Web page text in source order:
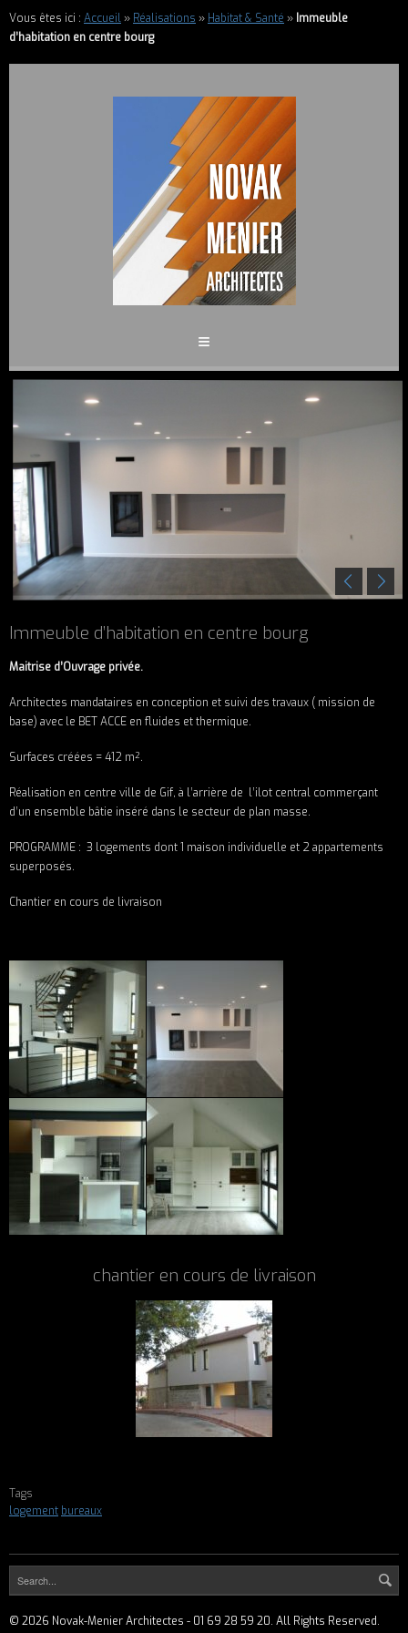
Vous êtes ici : Accueil» Réalisations » Habitat & Santé » Immeuble
d’habitation en centre bourg
Immeuble d’habitation en centre bourg
Maitrise d’Ouvrage privée.
Architectes mandataires en conception et suivi des travaux ( mission de
base) avec le BET ACCE en fluides et thermique.
Surfaces créées = 412 m².
Réalisation en centre ville de Gif, à l’arrière de l’ilot central commerçant
d’un ensemble bâtie inséré dans le secteur de plan masse.
PROGRAMME : 3 logements dont 1 maison individuelle et 2 appartements
superposés.
Chantier en cours de livraison
chantier en cours de livraison
Tags
logement bureaux
© 2026 Novak-Menier Architectes - 01 69 28 59 20. All Rights Reserved.